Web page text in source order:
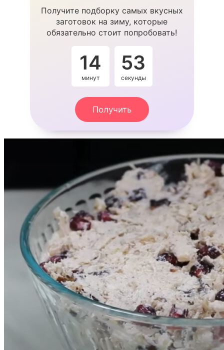
Получите подборку самых вкусных
заготовок на зиму, которые
обязательно стоит попробовать!
14
минут
53
секунды
Получить